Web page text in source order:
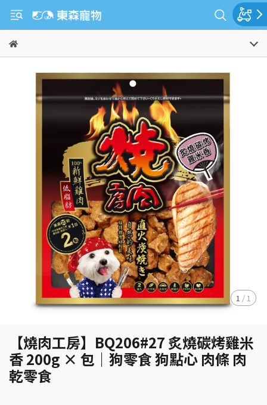
1 / 1
【燒肉工房】BQ206#27 炙燒碳烤雞米
香 200g × 包｜狗零食 狗點心 肉條 肉
乾零食